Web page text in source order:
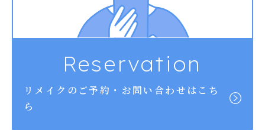
Reservation
リメイクのご予約・お問い合わせはこち
ら